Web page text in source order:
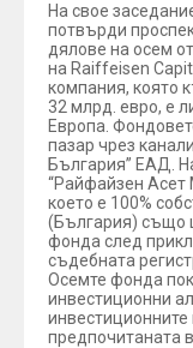
На свое
потвърди
дялове на осем
на Raiffeisen
компания, която
32 млрд. евро, е
Европа.
пазар чрез
България” ЕАД.
“Райфайзен
което е 100%
(България) също
фонда след
съдебната
Осемте фонда
инвестиционни
инвестиционните
предпочитаната